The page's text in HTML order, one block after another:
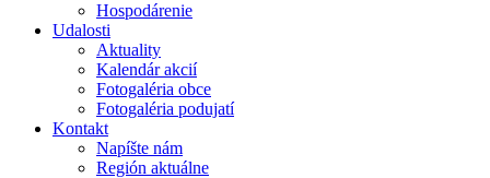
Hospodárenie
Udalosti
Aktuality
Kalendár akcií
Fotogaléria obce
Fotogaléria podujatí
Kontakt
Napíšte nám
Región aktuálne